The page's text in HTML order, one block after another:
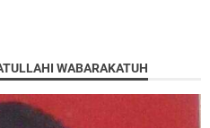
WABARAKATUH